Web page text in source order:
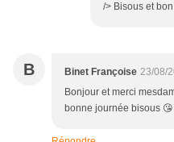
/> Bisous et
B Binet Françoise 23/08/
Bonjour et merci
bonne journée bisous 😘